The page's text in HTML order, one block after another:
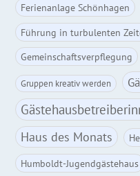
Ferienanlage Schönhagen
Führung in turbulenten
Gemeinschaftsverpflegung
Gruppen kreativ werden
Haus des Monats
Humboldt-Jugendgästehaus